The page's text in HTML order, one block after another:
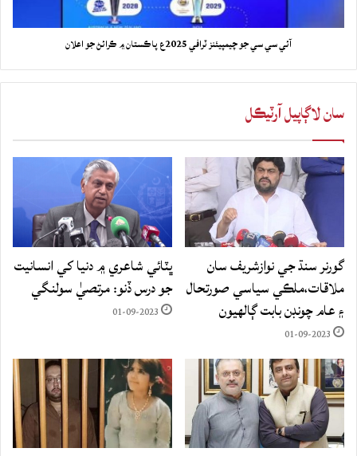
آئي سي سي جو چيمپيئنز ٽرافي 2025ع پاڪستان ۾ ڪرائڻ جو اعلان
سان لاڳاپيل آرٽيڪل
گورنر سنڌ جي نوازشريف سان
ملاقات،ملڪي سياسي صورتحال
۽ عام چونڊن بابت ڳالهيون
01-09-2023
ڀٽائي شاعري ۾ دنيا کي انسانيت
جو درس ڏنو: مرتصيٰ سولنگي
01-09-2023